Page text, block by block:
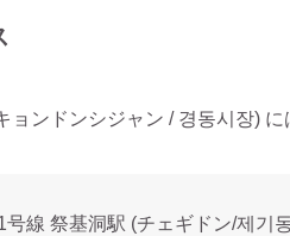
ョンドンシジャン / 경동시장) に
号線 祭基洞駅 (チェギドン/제기